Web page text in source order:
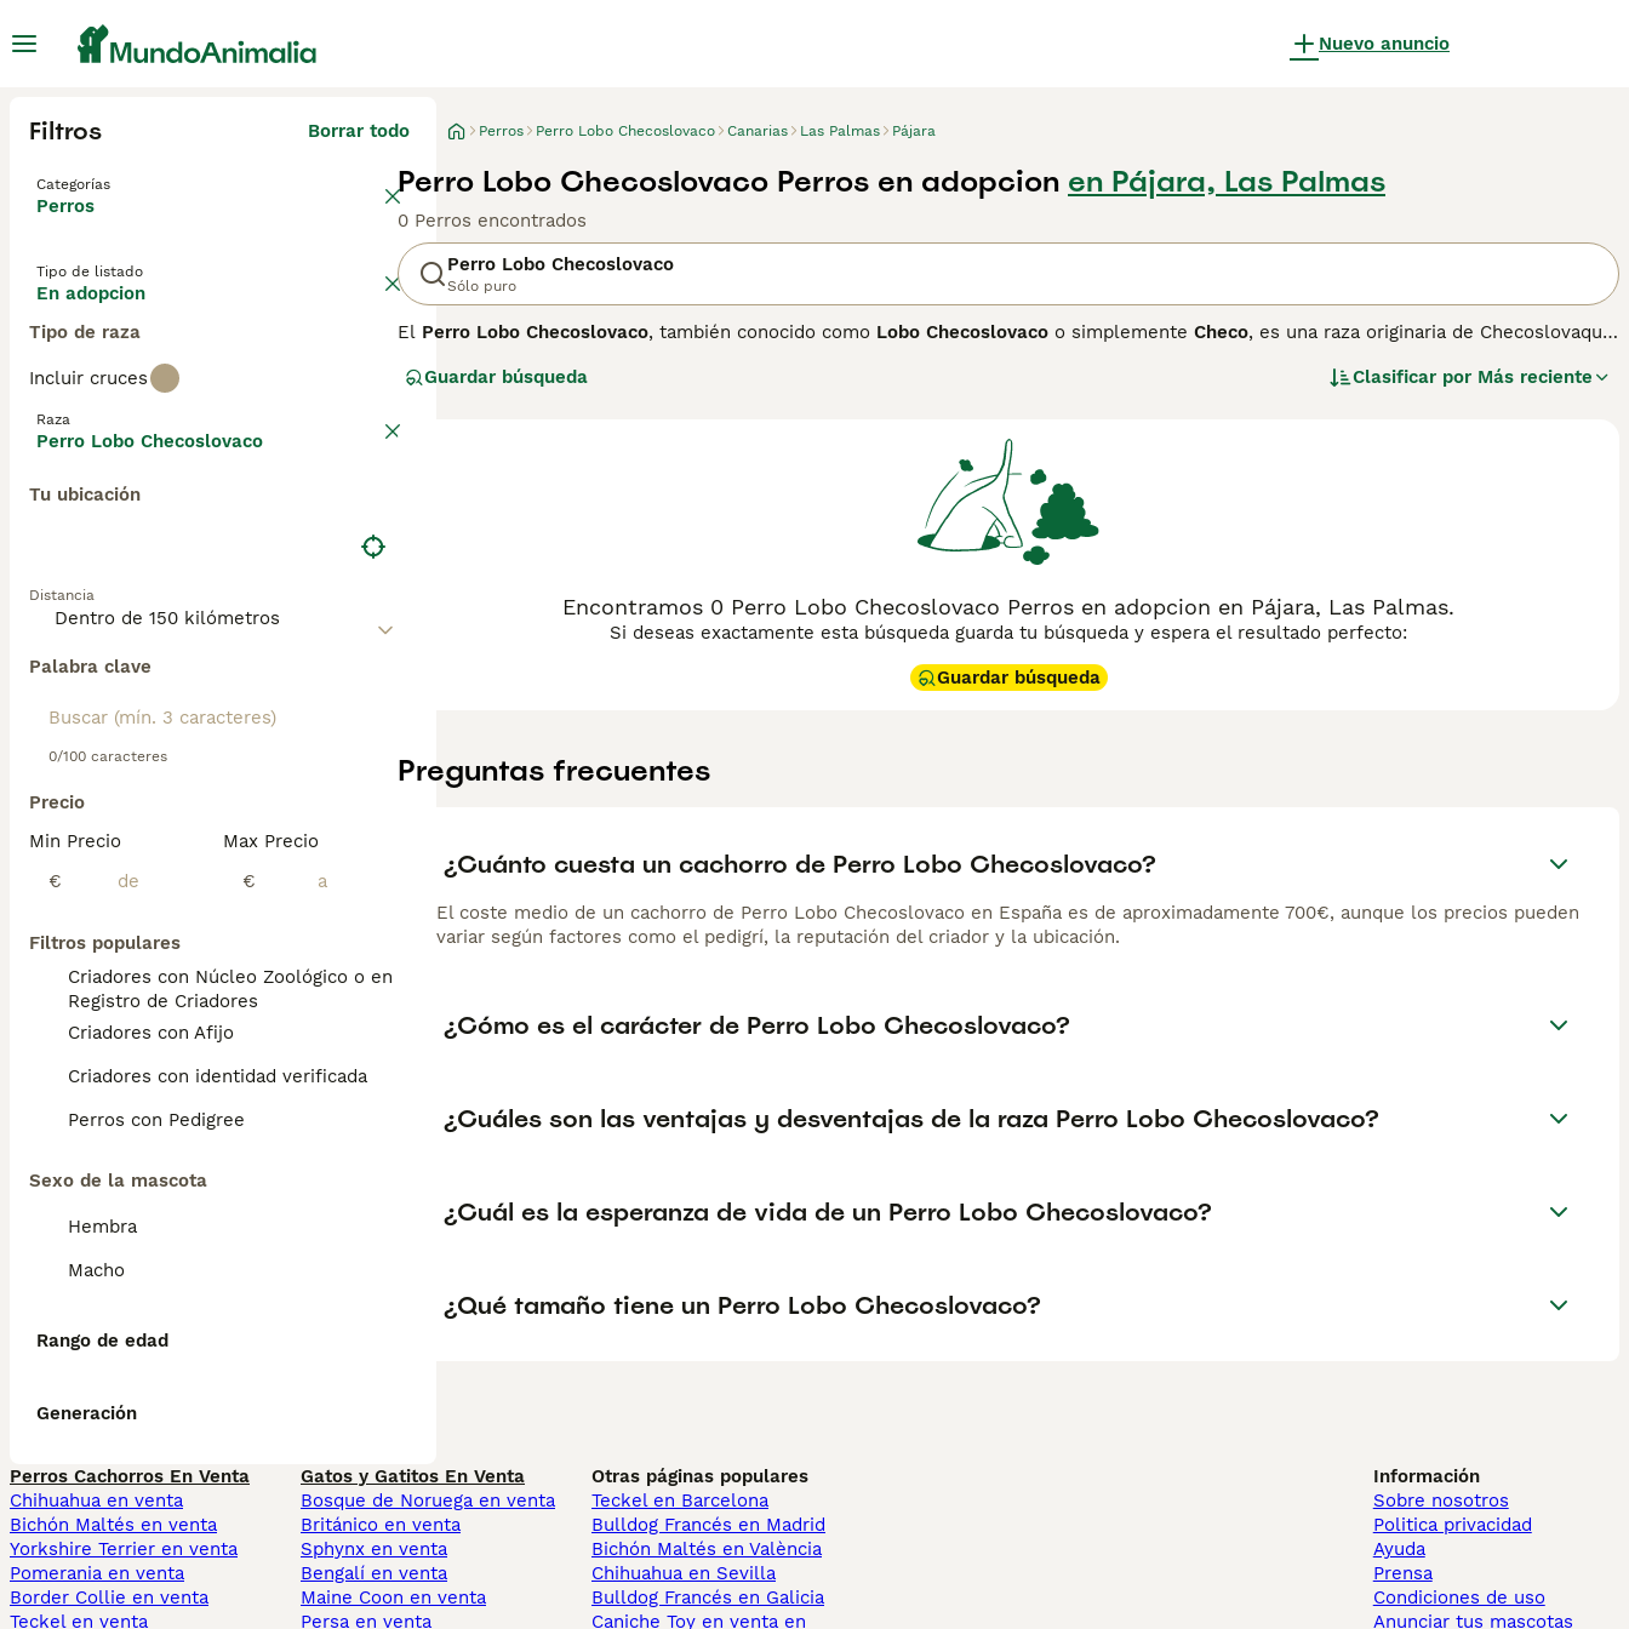
Nuevo anuncio
Filtros Borrar todo
Categorías
Perros
Tipo de listado
En adopcion
Tipo de raza
Incluir cruces
Raza
Perro Lobo Checoslovaco
Tu ubicación
Distancia
Palabra clave
0/100 caracteres
Precio
Min Precio
€
Max Precio
€
Filtros populares
Criadores con Núcleo Zoológico o en el
Registro de Criadores
Criadores con Afijo
Criadores con identidad verificada
Perros con Pedigree
Sexo de la mascota
Hembra
Macho
Rango de edad
Generación
Perros Perro Lobo Checoslovaco Canarias Las Palmas Pájara
Perro Lobo Checoslovaco Perros en adopcion en Pájara, Las Palmas
0 Perros encontrados
Perro Lobo Checoslovaco
Sólo puro
El Perro Lobo Checoslovaco, también conocido como Lobo Checoslovaco o simplemente Checo, es una raza originaria de Checoslovaquia
capacidad de entrenamiento del pastor con la resistencia y apariencia de lobo. Físicamente, el Perro Lobo Checoslovaco presenta un
activo, independiente y leal, favoreciendo un liderazgo firme y una socialización temprana. No es recomendable para principiantes debido
a sus altos requerimientos de ejercicio y estímulo mental. Esta raza es ideal para personas con experiencia que dispongan de espacio
amplio, ya que no se adapta bien a la vida en apartamento. Palabras clave importantes en su búsqueda son: "perro lobo checoslovaco
negro", "lobo checoslovaco precio", "perro lobo checoslovaco comprar" y "cachorro de lobo". En resumen, el
una mascota imponente y demandante, perfecta para dueños activos y comprometidos.
Guardar búsqueda Clasificar por Más reciente
Encontramos 0 Perro Lobo Checoslovaco Perros en adopcion en Pájara, Las Palmas.
Si deseas exactamente esta búsqueda guarda tu búsqueda y espera el resultado perfecto:
Guardar búsqueda
Preguntas frecuentes
¿Cuánto cuesta un cachorro de Perro Lobo Checoslovaco?
El coste medio de un cachorro de Perro Lobo Checoslovaco en España es de aproximadamente 700€, aunque los precios pueden
variar según factores como el pedigrí, la reputación del criador y la ubicación.
¿Cómo es el carácter de Perro Lobo Checoslovaco?
¿Cuáles son las ventajas y desventajas de la raza Perro Lobo Checoslovaco?
¿Cuál es la esperanza de vida de un Perro Lobo Checoslovaco?
¿Qué tamaño tiene un Perro Lobo Checoslovaco?
Perros Cachorros En Venta
Chihuahua en venta
Bichón Maltés en venta
Yorkshire Terrier en venta
Pomerania en venta
Border Collie en venta
Teckel en venta
Gatos y Gatitos En Venta
Bosque de Noruega en venta
Británico en venta
Sphynx en venta
Bengalí en venta
Maine Coon en venta
Persa en venta
Otras páginas populares
Teckel en Barcelona
Bulldog Francés en Madrid
Bichón Maltés en València
Chihuahua en Sevilla
Bulldog Francés en Galicia
Caniche Toy en venta en
Información
Sobre nosotros
Politica privacidad
Ayuda
Prensa
Condiciones de uso
Anunciar tus mascotas